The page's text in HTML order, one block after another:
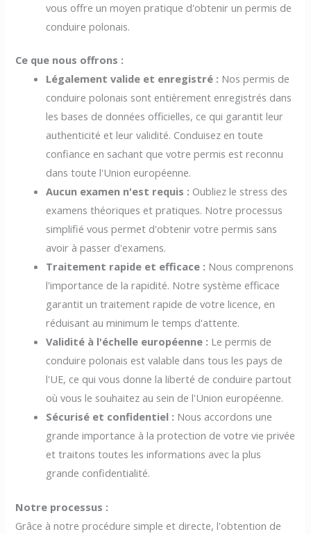
vous offre un moyen pratique d'obtenir un permis de
conduire polonais.
Ce que nous offrons :
Légalement valide et enregistré : Nos permis de
conduire polonais sont entièrement enregistrés dans
les bases de données officielles, ce qui garantit leur
authenticité et leur validité. Conduisez en toute
confiance en sachant que votre permis est reconnu
dans toute l'Union européenne.
Aucun examen n'est requis : Oubliez le stress des
examens théoriques et pratiques. Notre processus
simplifié vous permet d'obtenir votre permis sans
avoir à passer d'examens.
Traitement rapide et efficace : Nous comprenons
l'importance de la rapidité. Notre système efficace
garantit un traitement rapide de votre licence, en
réduisant au minimum le temps d'attente.
Validité à l'échelle européenne : Le permis de
conduire polonais est valable dans tous les pays de
l'UE, ce qui vous donne la liberté de conduire partout
où vous le souhaitez au sein de l'Union européenne.
Sécurisé et confidentiel : Nous accordons une
grande importance à la protection de votre vie privée
et traitons toutes les informations avec la plus
grande confidentialité.
Notre processus :
Grâce à notre procédure simple et directe, l'obtention de